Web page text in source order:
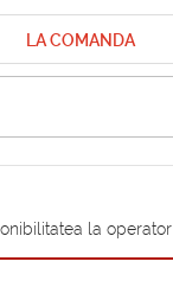
LA COMANDA
la operator